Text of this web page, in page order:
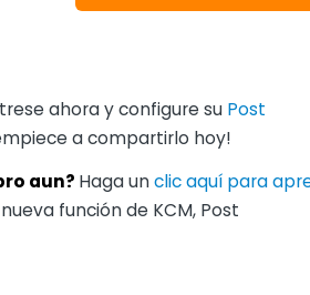
ahora y configure su Post
a compartirlo hoy!
aun? Haga unclic aquí para
función de KCM, Post